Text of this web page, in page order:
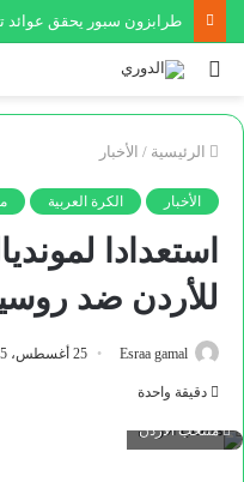
طرابزون سبور يحقق عوائد
بحث
الرئيسية / الأخبار
الأخبار الكرة العربية
للأردن ضد
Esraa gamal 25 أغسطس، 2025
دقيقة واحدة
منتخب الأردن